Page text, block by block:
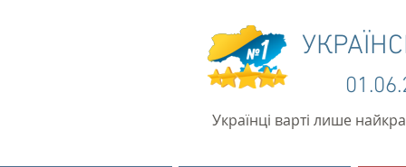
Українці варті лише